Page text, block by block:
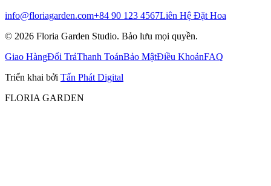
info@floriagarden.com+84 90 123 4567Liên Hệ Đặt Hoa
© 2026 Floria Garden Studio. Bảo lưu mọi quyền.
Giao HàngĐổi TrảThanh ToánBảo MậtĐiều KhoảnFAQ
Triển khai bởi Tấn Phát Digital
FLORIA GARDEN